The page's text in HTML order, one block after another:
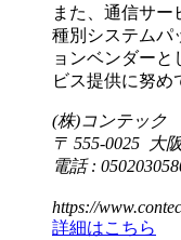
また、通信サ
種別システムパ
ョンベンダー
ビス提供に努め
(株)コンテック
〒 555-0025 大
電話 :
https://
詳細はこちら